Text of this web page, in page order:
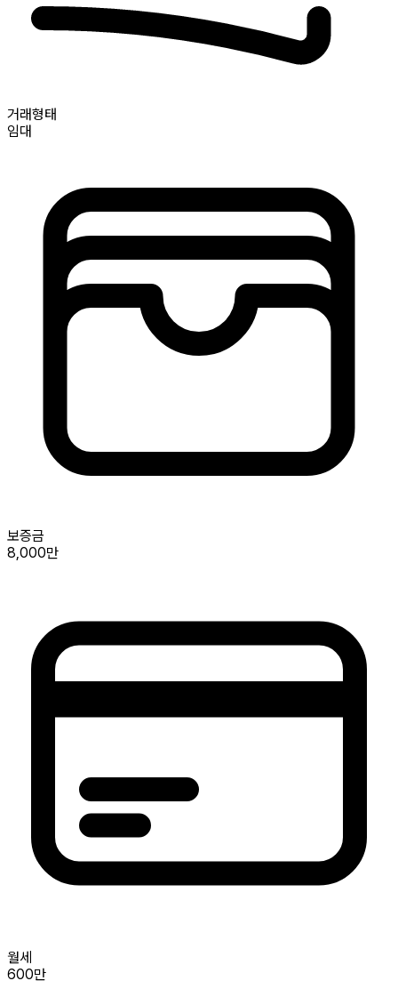
거래형태
임대
보증금
8,000만
월세
600만